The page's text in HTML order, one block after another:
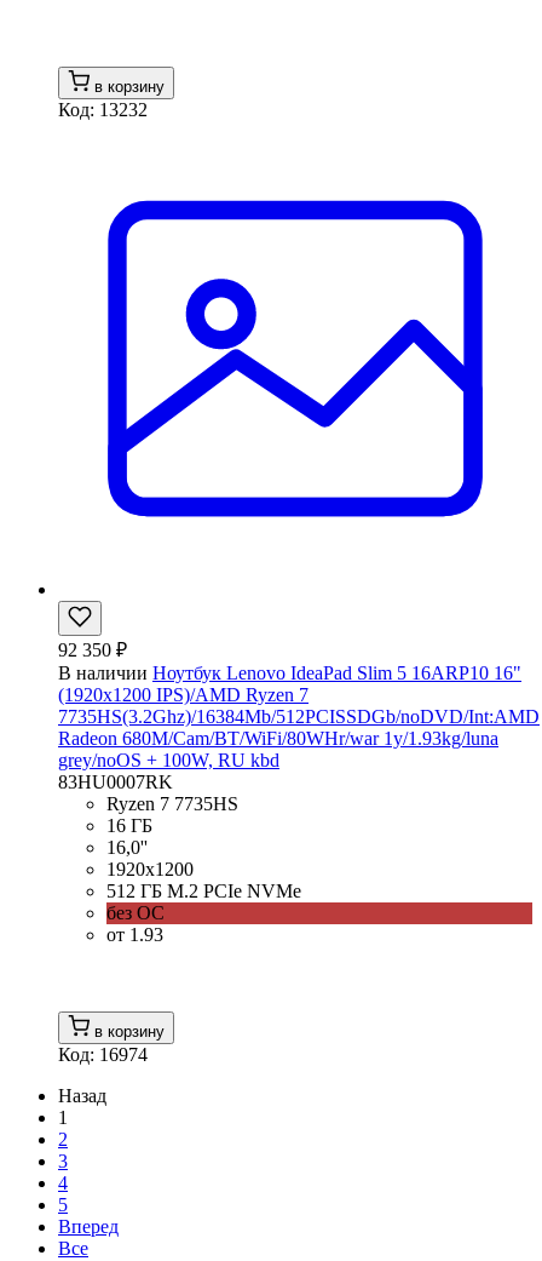
в корзину
Код: 13232
92 350 ₽
В наличии Ноутбук Lenovo IdeaPad Slim 5 16ARP10 16"
(1920x1200 IPS)/AMD Ryzen 7
7735HS(3.2Ghz)/16384Mb/512PCISSDGb/noDVD/Int:AMD
Radeon 680M/Cam/BT/WiFi/80WHr/war 1y/1.93kg/luna
grey/noOS + 100W, RU kbd
83HU0007RK
Ryzen 7 7735HS
16 ГБ
16,0''
1920x1200
512 ГБ M.2 PCIe NVMe
без ОС
от 1.93
в корзину
Код: 16974
Назад
1
2
3
4
5
Вперед
Все